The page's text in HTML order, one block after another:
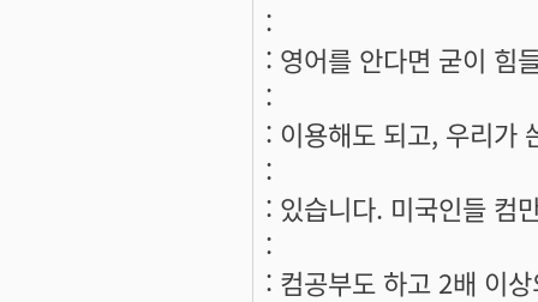
:
: 영어를 안다면 굳이 힘
:
: 이용해도 되고, 우리가
:
: 있습니다. 미국인들 컴
:
: 컴공부도 하고 2배 이